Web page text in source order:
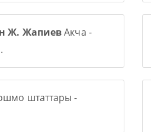
Ж. ЖапиевАкча -
штаттары -